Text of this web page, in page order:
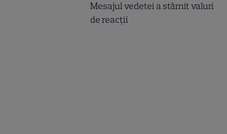
Mesajul vedetei a stârnit valuri
de reacții